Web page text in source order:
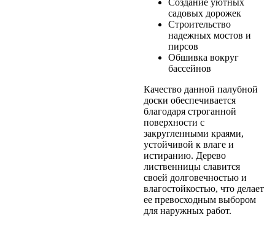
садовых дорожек
Строительство
надежных мостов и
пирсов
Обшивка вокруг
бассейнов
Качество данной палубной
доски обеспечивается
благодаря строганной
поверхности с
закругленными краями,
устойчивой к влаге и
истиранию. Дерево
лиственницы славится
своей долговечностью и
влагостойкостью, что делает
ее превосходным выбором
для наружных работ.